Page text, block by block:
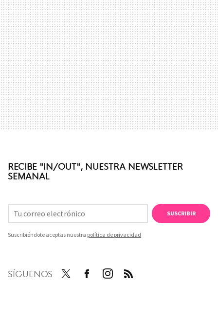
RECIBE "IN/OUT", NUESTRA NEWSLETTER
SEMANAL
SUSCRIBIR
Suscribiéndote aceptas nuestra política de privacidad
SÍGUENOS